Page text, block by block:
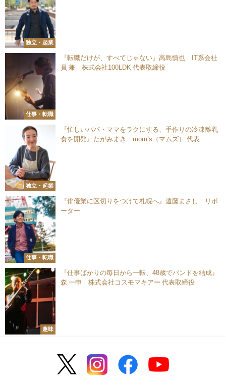
独立・起業
仕事・転職
『転職だけが、すべてじゃない』高島慎也 IT系会社
員 兼 株式会社100LDK 代表取締役
独立・起業
『忙しいパパ・ママをラクにする、手作りの冷凍離乳
食を開発』たがみまき mom’s（マムズ） 代表
仕事・転職
『俳優業に区切りをつけて札幌へ』遠藤まさし リポ
ーター
趣味
『仕事ばかりの毎日から一転、48歳でバンドを結成』
森 一申 株式会社コスモマキアー 代表取締役